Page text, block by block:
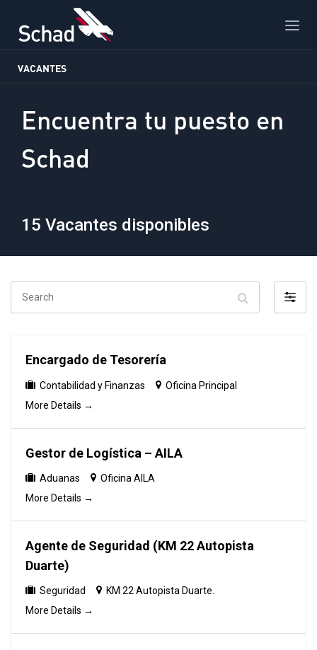
VACANTES
Encuentra tu puesto en
Schad
15 Vacantes disponibles
Search
Filter
Encargado de Tesorería
Contabilidad y Finanzas
Oficina Principal
More Details
Gestor de Logística – AILA
Aduanas
Oficina AILA
More Details
Agente de Seguridad (KM 22 Autopista
Duarte)
Seguridad
KM 22 Autopista Duarte.
More Details